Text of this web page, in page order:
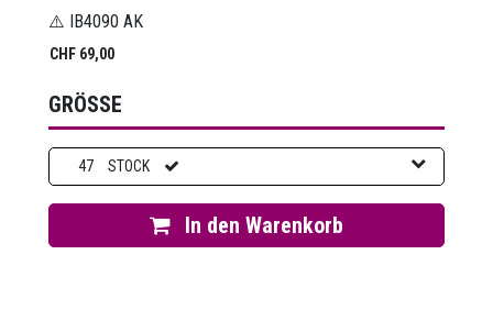
⚠️ IB4090 AK
CHF 69,00
GRÖSSE
47 STOCK
In den Warenkorb